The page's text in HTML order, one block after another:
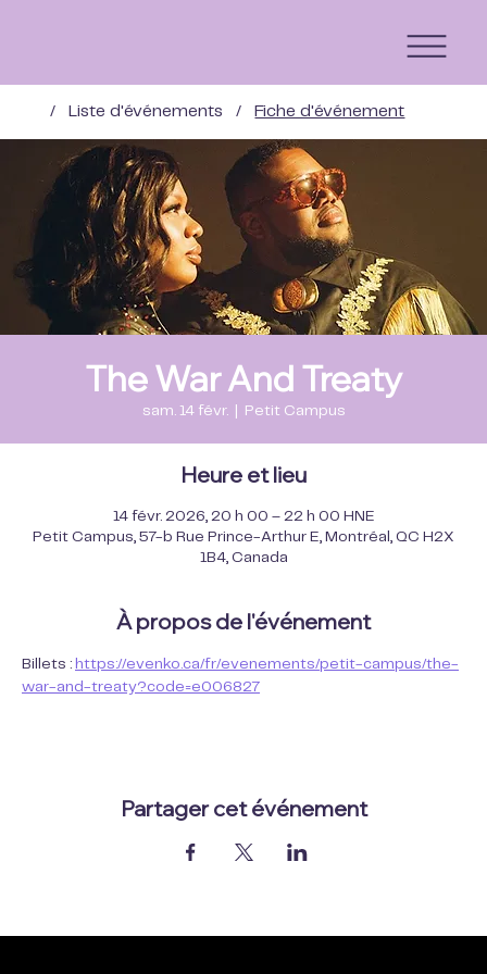
/ Liste d'événements / Fiche d'événement
The War And Treaty
sam. 14 févr.
  |
Petit Campus
Heure et lieu
14 févr. 2026, 20 h 00 – 22 h 00 HNE
Petit Campus, 57-b Rue Prince-Arthur E, Montréal, QC H2X
1B4, Canada
À propos de l'événement
Billets : https://evenko.ca/fr/evenements/petit-campus/the-
war-and-treaty?code=e006827
Partager cet événement